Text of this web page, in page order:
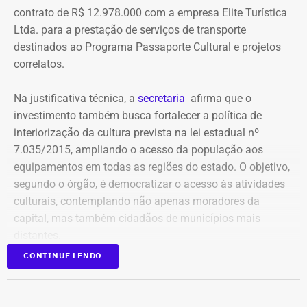
Declaração de bens de Bernardo Rossi em 2014 — Foto:
compartilham telefones, dispositivos, endereços de IP,
administradores, contas de anúncios, meios de
pagamento ou gerenciadores de negócios.
impulsionamentos e cita morte de
criança como exemplo de fake news
As 31 publicações relacionadas pela prefeitura tratam de
assuntos diversos. A lista inclui manchetes sobre prisões
na Assembleia Legislativa, supostos acordos políticos,
sucessão municipal, alterações no Fundo Municipal do
fiscalização urbana, lixo, uniformes escolares, número de
secretarias e relações do prefeito Alexandre Martins com
outras figuras políticas.
contrato de R$ 12.978.000 com a empresa Elite Turística
Ltda. para a prestação de serviços de transporte
destinados ao Programa Passaporte Cultural e projetos
correlatos.
Na justificativa técnica, a secretaria afirma que o
investimento também busca fortalecer a política de
interiorização da cultura prevista na lei estadual nº
7.035/2015, ampliando o acesso da população aos
equipamentos em todas as regiões do estado. O objetivo,
segundo o órgão, é democratizar o acesso às atividades
culturais, contemplando não apenas moradores da
capital, mas também cidadãos de municípios mais
Publicado no Diário Oficial do Estado, o contrato nº
CONTINUE LENDO